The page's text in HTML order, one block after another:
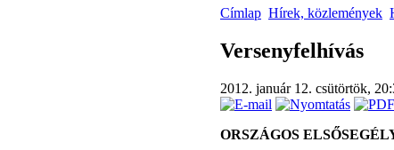
Címlap Hírek, közlemények
Versenyfelhívás
2012. január 12. csütörtök,
ORSZÁGOS